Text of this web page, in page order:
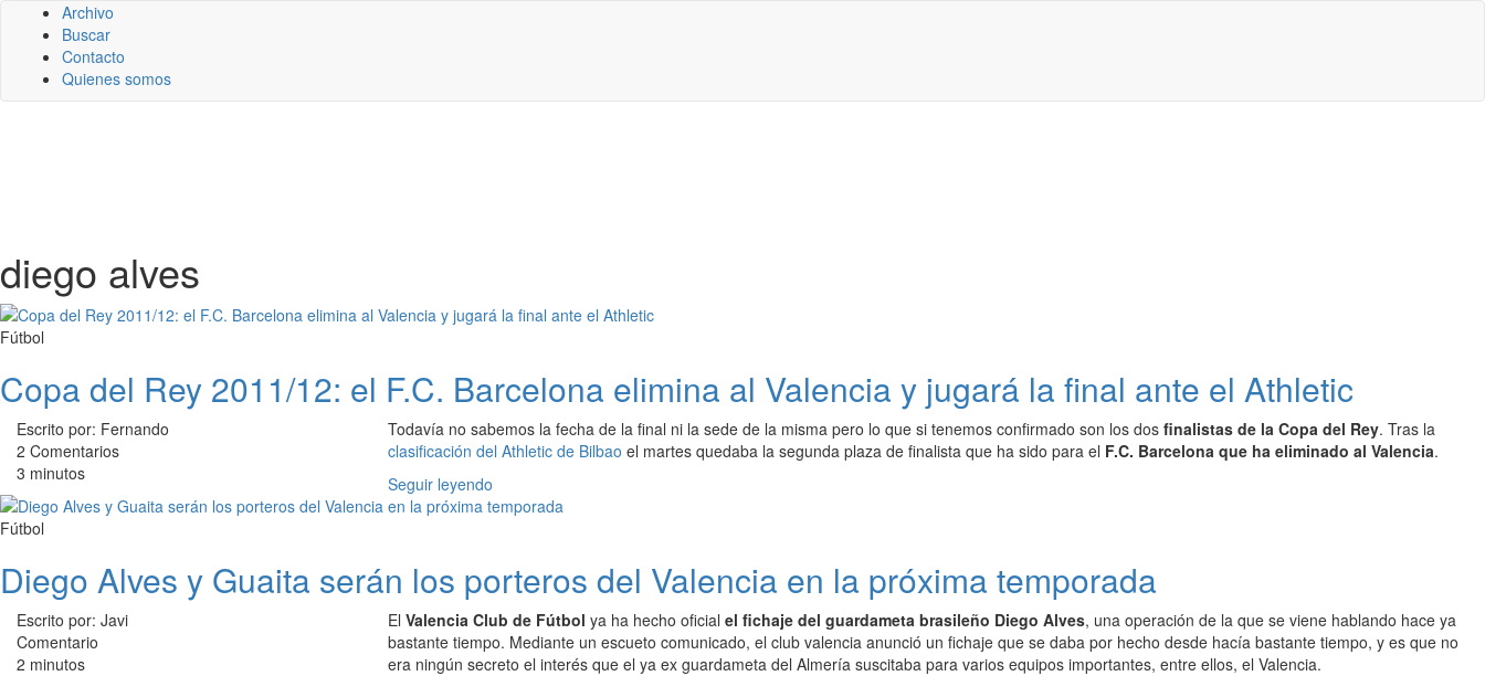
Archivo
Buscar
Contacto
Quienes somos
diego alves
Fútbol
Copa del Rey 2011/12: el F.C. Barcelona elimina al Valencia y jugará la final ante el Athletic
Escrito por: Fernando
2 Comentarios
3 minutos
Todavía no sabemos la fecha de la final ni la sede de la misma pero lo que si tenemos confirmado son los dos finalistas de la Copa del Rey. Tras la
clasificación del Athletic de Bilbao el martes quedaba la segunda plaza de finalista que ha sido para el F.C. Barcelona que ha eliminado al Valencia.
Seguir leyendo
Fútbol
Diego Alves y Guaita serán los porteros del Valencia en la próxima temporada
Escrito por: Javi
Comentario
2 minutos
El Valencia Club de Fútbol ya ha hecho oficial el fichaje del guardameta brasileño Diego Alves, una operación de la que se viene hablando hace ya
bastante tiempo. Mediante un escueto comunicado, el club valencia anunció un fichaje que se daba por hecho desde hacía bastante tiempo, y es que no
era ningún secreto el interés que el ya ex guardameta del Almería suscitaba para varios equipos importantes, entre ellos, el Valencia.